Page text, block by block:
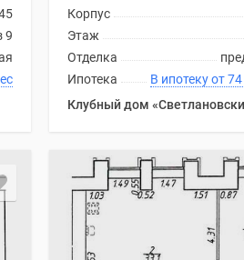
9
Корпус
Этаж
Отделка
В
Ипотека
Клубный дом